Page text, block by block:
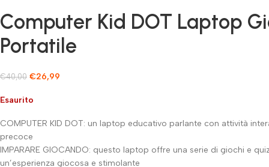
Computer Kid DOT Laptop
Portatile
€40,00 €26,99
Esaurito
COMPUTER KID DOT: un laptop educativo parlante con attività
precoce
IMPARARE GIOCANDO: questo laptop offre una serie di giochi e
un’esperienza giocosa e stimolante